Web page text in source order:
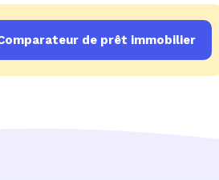
de prêt immobilier